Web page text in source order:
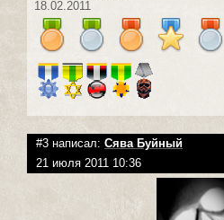
18.02.2011
#3 написал: Сява Буйный
21 июля 2011 10:36